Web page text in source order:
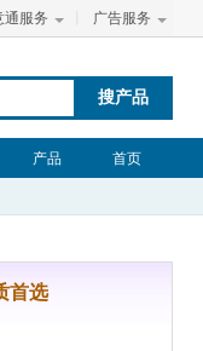
通服务 广告服务
搜产品
首页
产品
首选